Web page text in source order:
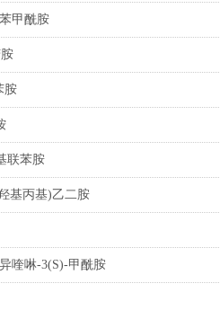
甲酰胺
胺
联苯胺
基丙基)乙二胺
喹啉-3(S)-甲酰胺